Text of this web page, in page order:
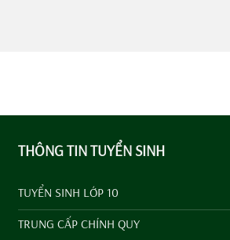
THÔNG TIN TUYỂN SINH
TUYỂN SINH LỚP 10
TRUNG CẤP CHÍNH QUY